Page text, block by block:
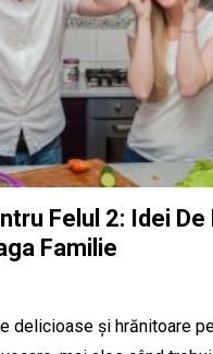
Felul 2: Idei
Familie
delicioase și hrănitoare